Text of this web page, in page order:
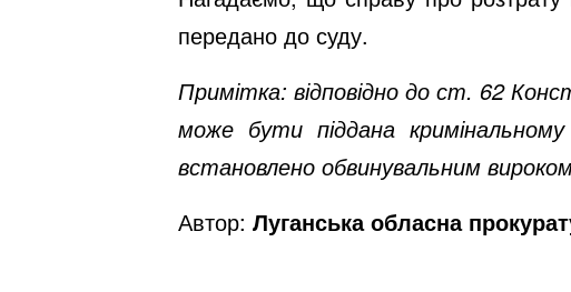
передано до суду.
Примітка: відповідно до ст. 62
може бути піддана
встановлено обвинувальним
Автор: Луганська обласна